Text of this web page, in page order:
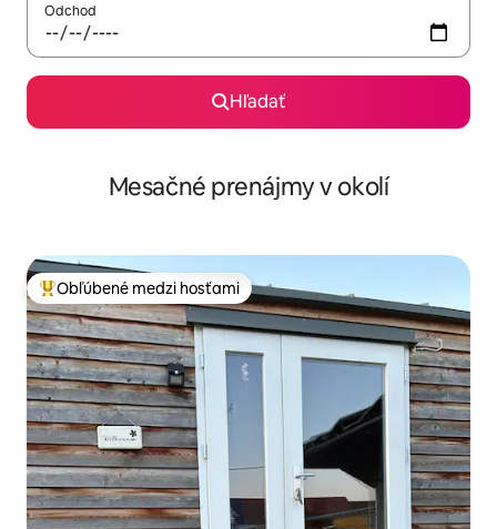
Odchod
Hľadať
Mesačné prenájmy v okolí
Najobľúbenejšie medzi hosťami
Obľúbené medzi hosťami